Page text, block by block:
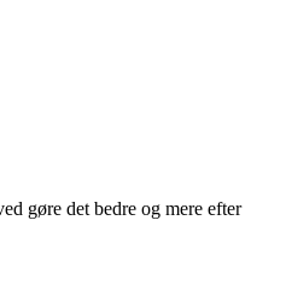
gøre det bedre og mere efter